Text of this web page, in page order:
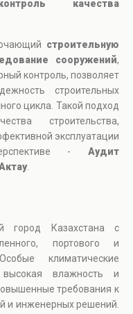
качества
строительную
сооружений,
контроль, позволяет
строительных
цикла. Такой подход
строительства,
эксплуатации
- Аудит
.
город Казахстана с
портового и
климатические
высокая влажность и
требования к
и инженерных решений.